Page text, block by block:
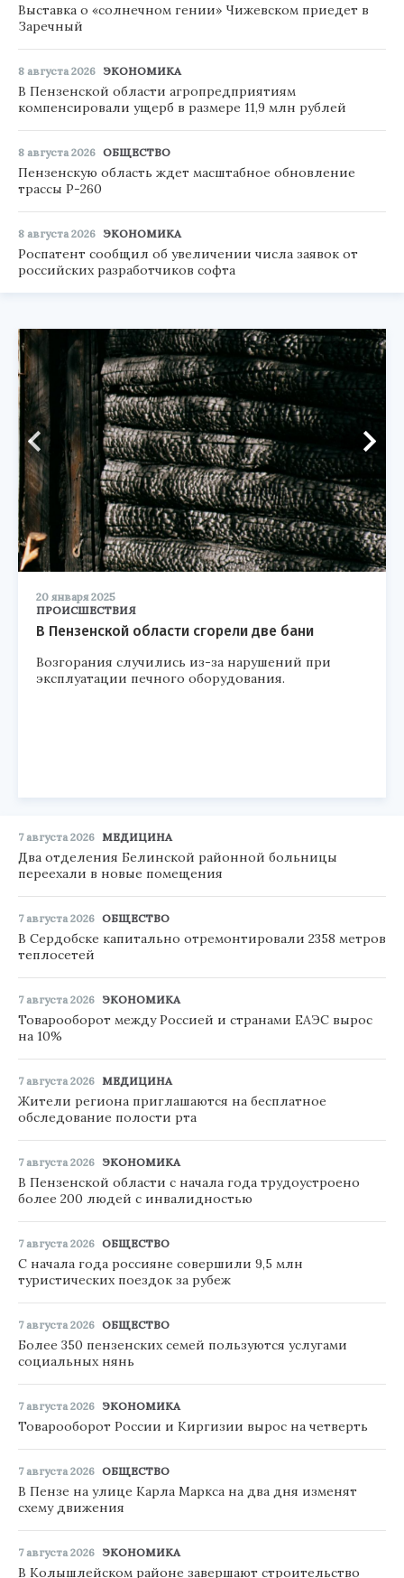
Выставка о «солнечном гении» Чижевском приедет в
Заречный
8 августа 2026 ЭКОНОМИКА
В Пензенской области агропредприятиям
компенсировали ущерб в размере 11,9 млн рублей
8 августа 2026 ОБЩЕСТВО
Пензенскую область ждет масштабное обновление
трассы Р-260
8 августа 2026 ЭКОНОМИКА
Роспатент сообщил об увеличении числа заявок от
российских разработчиков софта
20 января 2025
ПРОИСШЕСТВИЯ
В Пензенской области сгорели две бани
Возгорания случились из-за нарушений при
эксплуатации печного оборудования.
7 августа 2026 МЕДИЦИНА
Два отделения Белинской районной больницы
переехали в новые помещения
7 августа 2026 ОБЩЕСТВО
В Сердобске капитально отремонтировали 2358 метров
теплосетей
7 августа 2026 ЭКОНОМИКА
Товарооборот между Россией и странами ЕАЭС вырос
на 10%
7 августа 2026 МЕДИЦИНА
Жители региона приглашаются на бесплатное
обследование полости рта
7 августа 2026 ЭКОНОМИКА
В Пензенской области с начала года трудоустроено
более 200 людей с инвалидностью
7 августа 2026 ОБЩЕСТВО
С начала года россияне совершили 9,5 млн
туристических поездок за рубеж
7 августа 2026 ОБЩЕСТВО
Более 350 пензенских семей пользуются услугами
социальных нянь
7 августа 2026 ЭКОНОМИКА
Товарооборот России и Киргизии вырос на четверть
7 августа 2026 ОБЩЕСТВО
В Пензе на улице Карла Маркса на два дня изменят
схему движения
7 августа 2026 ЭКОНОМИКА
В Колышлейском районе завершают строительство